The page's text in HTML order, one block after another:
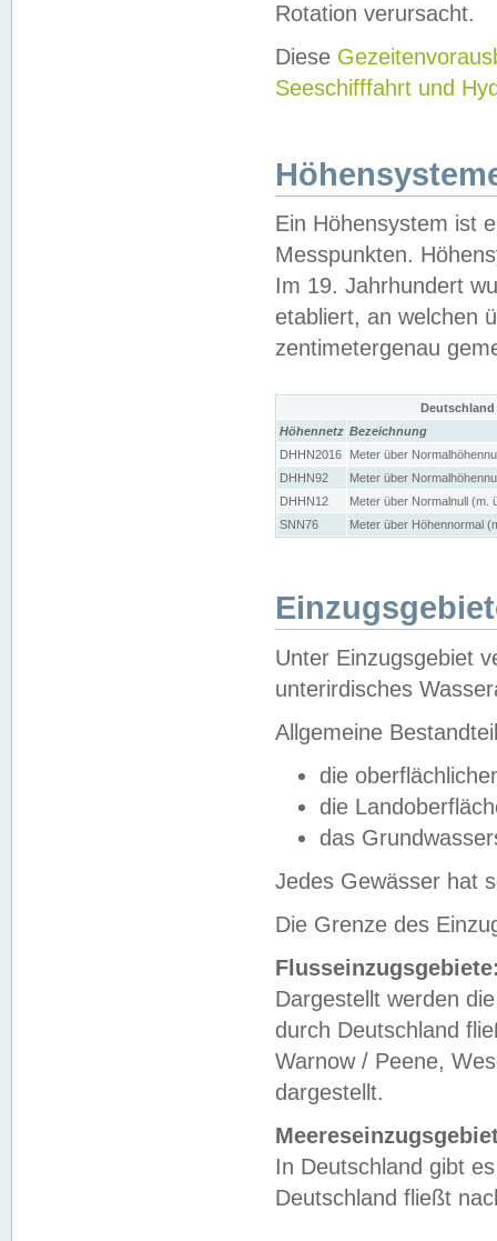
Rotation verursacht.
Diese
Seeschifffahrt und
Ein Höhensystem ist
Messpunkten.
Im 19. Jahrhundert
etabliert, an welchen
zentimetergenau
Höhennetz Bezeichnung
DHHN2016
Meter über
DHHN92
Meter über
DHHN12
Meter über Normalnull (m.
SNN76
Meter über Höhennormal
Unter Einzugsgebiet
unterirdisches
Allgemeine
die
die
das
Jedes Gewässer hat
Die Grenze des
Dargestellt werden
durch Deutschland
Warnow / Peene,
dargestellt.
In Deutschland gibt
Deutschland fließt